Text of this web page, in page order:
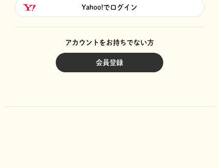
Yahoo!でログイン
アカウントをお持ちでない方
会員登録